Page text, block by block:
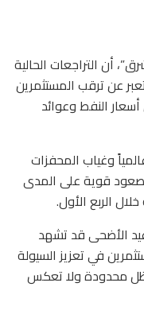
أن التراجعات الحالية
عن ترقب المستثمرين
النفط وعوائد
وغياب المحفزات
قوية على المدى
الربع الأول.
الأضحى قد تشهد
في تعزيز السيولة
تظل محدودة ولا تعكس